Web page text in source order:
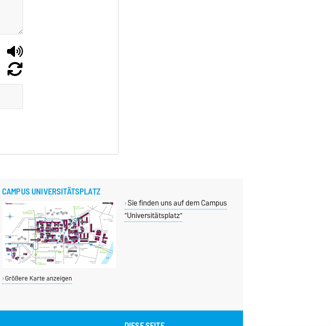
CAMPUS UNIVERSITÄTSPLATZ
Größere Karte anzeigen
Sie finden uns auf dem Campus
"Universitätsplatz"